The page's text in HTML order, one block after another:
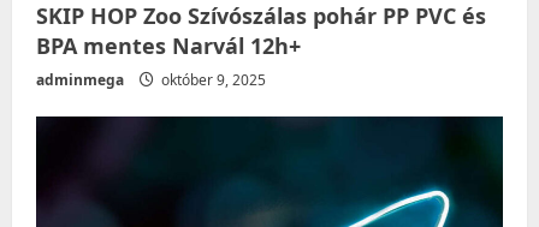
SKIP HOP Zoo Szívószálas pohár PP PVC és
BPA mentes Narvál 12h+
adminmega október 9, 2025